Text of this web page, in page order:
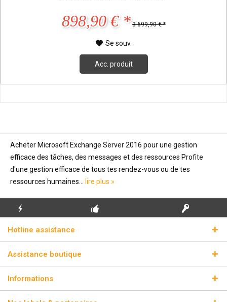
898,90 € * 3 699,90 € *
Se souv.
Acc. produit
Acheter Microsoft Exchange Server 2016 pour une gestion
efficace des tâches, des messages et des ressources Profite
d'une gestion efficace de tous tes rendez-vous ou de tes
ressources humaines...
lire plus »
ÉCLAIR
Hotline assistance
Assistance boutique
Informations